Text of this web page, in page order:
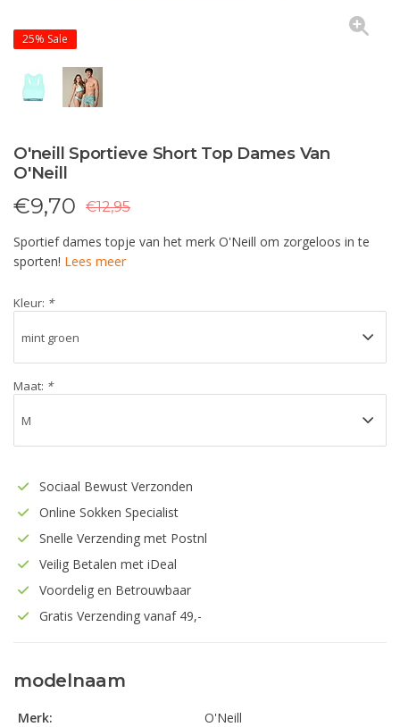
25% Sale
O'neill Sportieve Short Top Dames Van
O'Neill
€9,70 €12,95
Sportief dames topje van het merk O'Neill om zorgeloos in te
sporten! Lees meer
Kleur: *
Maat: *
Sociaal Bewust Verzonden
Online Sokken Specialist
Snelle Verzending met Postnl
Veilig Betalen met iDeal
Voordelig en Betrouwbaar
Gratis Verzending vanaf 49,-
modelnaam
Merk:
O'Neill